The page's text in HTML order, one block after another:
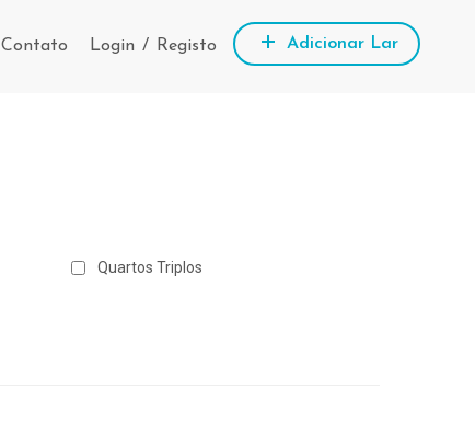
Contato Login / Registo Adicionar Lar
Quartos Triplos